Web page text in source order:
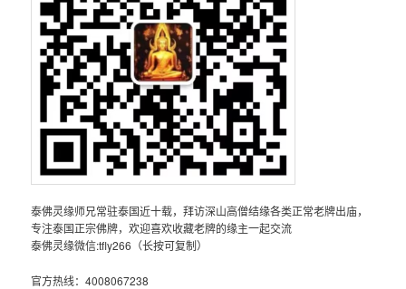
泰佛灵缘师兄常驻泰国近十载，拜访深山高僧结缘各类正常老牌出庙，
专注泰国正宗佛牌，欢迎喜欢收藏老牌的缘主一起交流
泰佛灵缘微信:tfly266（长按可复制）
官方热线：4008067238